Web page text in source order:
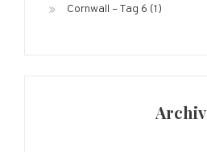
Cornwall – Tag 6 (1)
Archiv